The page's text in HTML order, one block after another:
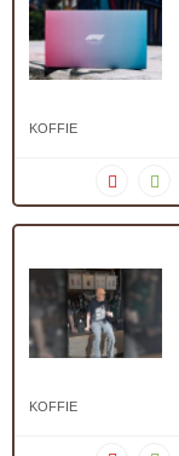
KOFFIE
KOFFIE